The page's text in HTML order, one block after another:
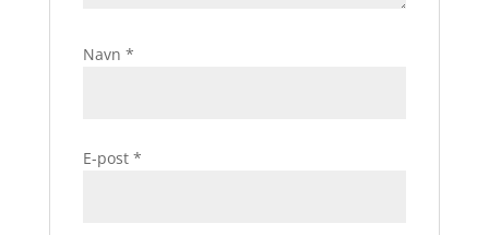
Navn *
E-post *